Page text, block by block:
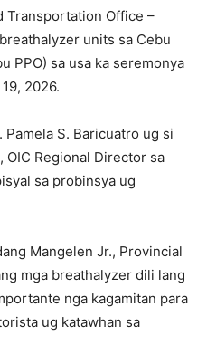
Transportation Office –
units sa Cebu
PPO) sa usa ka seremonya
2026.
S. Baricuatro ug si
OIC Regional Director sa
sa probinsya ug
Mangelen Jr., Provincial
mga breathalyzer dili lang
nga kagamitan para
ug katawhan sa